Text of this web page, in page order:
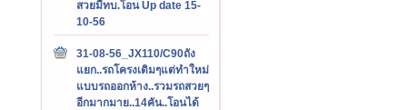
สวยมีทบ.โอน Up date 15-
10-56
31-08-56_JX110/C90ถัง
แยก..รถโครงเดิมๆแต่ทำใหม่
แบบรถออกห้าง..รวมรถสวยๆ
อีกมากมาย..14คัน..โอนได้